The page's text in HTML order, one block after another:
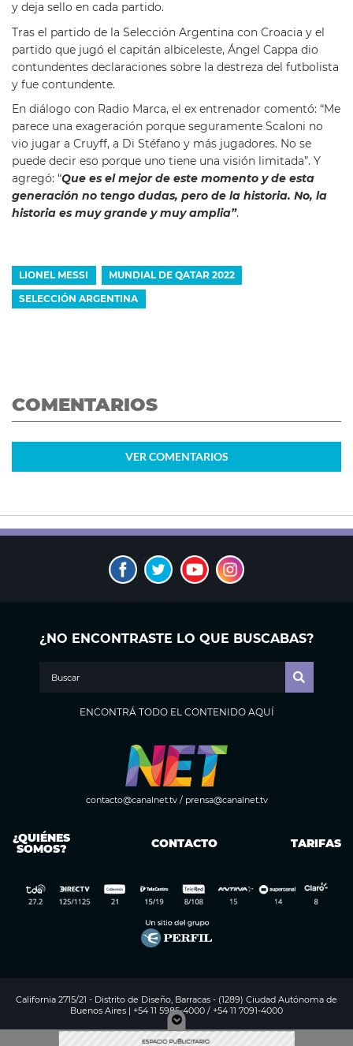
y deja sello en cada partido.
Tras el partido de la Selección Argentina con Croacia y el
partido que jugó el capitán albiceleste, Ángel Cappa dio
contundentes declaraciones sobre la destreza del futbolista
y fue contundente.
En diálogo con Radio Marca, el ex entrenador comentó: “Me
parece una exageración porque seguramente Scaloni no
vio jugar a Cruyff, a Di Stéfano y más jugadores. No se
puede decir eso porque uno tiene una visión limitada”. Y
agregó: “Que es el mejor de este momento y de esta
generación no tengo dudas, pero de la historia. No, la
historia es muy grande y muy amplia”.
LIONEL MESSI MUNDIAL DE QATAR 2022
SELECCIÓN ARGENTINA
COMENTARIOS
VER COMENTARIOS
¿NO ENCONTRASTE LO QUE BUSCABAS?
ENCONTRÁ TODO EL CONTENIDO AQUÍ
contacto@canalnet.tv/ prensa@canalnet.tv
¿QUIÉNES
SOMOS? CONTACTO TARIFAS
California 2715/21 - Distrito de Diseño, Barracas - (1289) Ciudad Autónoma de
Buenos Aires | +54 11 5985-4000 / +54 11 7091-4000